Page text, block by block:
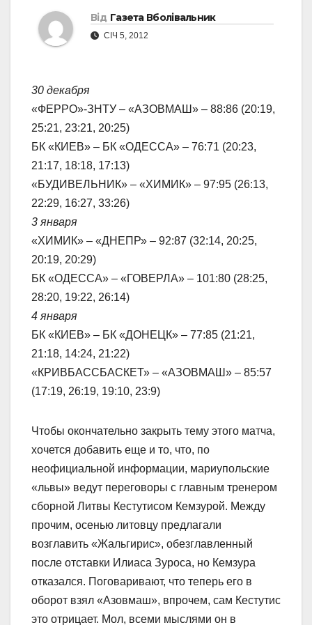
Від Газета Вболівальник
СІЧ 5, 2012
30 декабря
«ФЕРРО»-ЗНТУ – «АЗОВМАШ» – 88:86 (20:19,
25:21, 23:21, 20:25)
БК «КИЕВ» – БК «ОДЕССА» – 76:71 (20:23,
21:17, 18:18, 17:13)
«БУДИВЕЛЬНИК» – «ХИМИК» – 97:95 (26:13,
22:29, 16:27, 33:26)
3 января
«ХИМИК» – «ДНЕПР» – 92:87 (32:14, 20:25,
20:19, 20:29)
БК «ОДЕССА» – «ГОВЕРЛА» – 101:80 (28:25,
28:20, 19:22, 26:14)
4 января
БК «КИЕВ» – БК «ДОНЕЦК» – 77:85 (21:21,
21:18, 14:24, 21:22)
«КРИВБАССБАСКЕТ» – «АЗОВМАШ» – 85:57
(17:19, 26:19, 19:10, 23:9)
Чтобы окончательно закрыть тему этого матча,
хочется добавить еще и то, что, по
неофициальной информации, мариупольские
«львы» ведут переговоры с главным тренером
сборной Литвы Кестутисом Кемзурой. Между
прочим, осенью литовцу предлагали
возглавить «Жальгирис», обезглавленный
после отставки Илиаса Зуроса, но Кемзура
отказался. Поговаривают, что теперь его в
оборот взял «Азовмаш», впрочем, сам Кестутис
это отрицает. Мол, всеми мыслями он в